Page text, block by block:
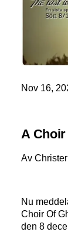
Nov 16,
A
Av
Nu
Choir Of
den 8